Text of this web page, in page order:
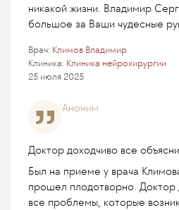
никакой жизни. Владимир
большое за Ваши чудесные
Клиника: Клиника нейрохирургии
Врач: Климов Владимир
25 июля 2025
Аноним
Доктор доходчиво все
Был на приеме у врача
прошел плодотворно. Доктор
все проблемы, которые